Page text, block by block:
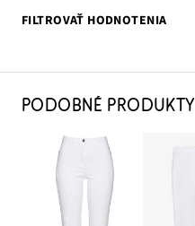
FILTROVAŤ HODNOTENIA
PODOBNÉ PRODUKTY